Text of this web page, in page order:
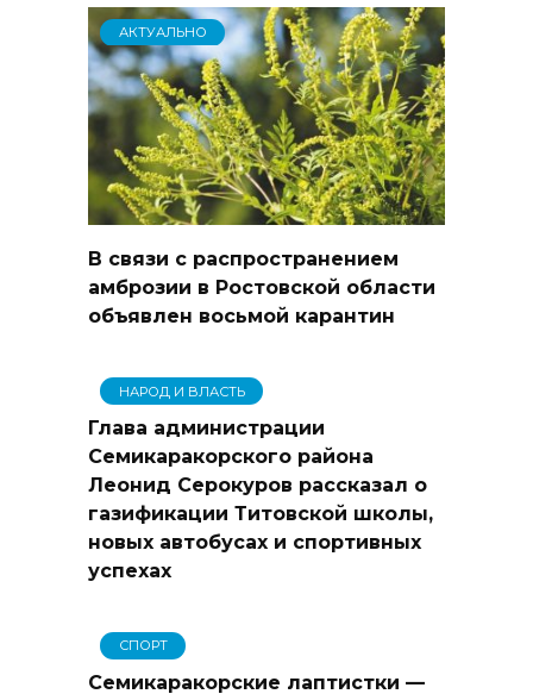
АКТУАЛЬНО
В связи с распространением
амброзии в Ростовской области
объявлен восьмой карантин
НАРОД И ВЛАСТЬ
Глава администрации
Семикаракорского района
Леонид Серокуров рассказал о
газификации Титовской школы,
новых автобусах и спортивных
успехах
СПОРТ
Семикаракорские лаптистки —